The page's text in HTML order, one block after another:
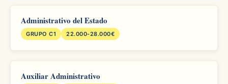
Administrativo del Estado
GRUPO C1 22.000-28.000€
Auxiliar Administrativo